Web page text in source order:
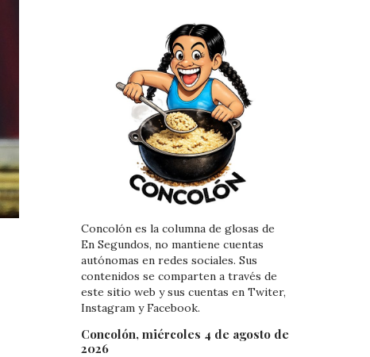
Concolón es la columna de glosas de
En Segundos, no mantiene cuentas
autónomas en redes sociales. Sus
contenidos se comparten a través de
este sitio web y sus cuentas en Twiter,
Instagram y Facebook.
Concolón, miércoles 4 de agosto de
2026